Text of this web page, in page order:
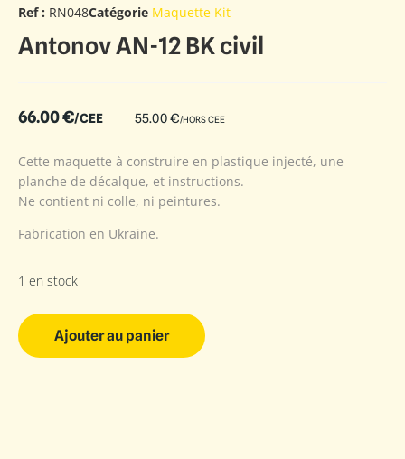
Ref : RN048Catégorie Maquette Kit
Antonov AN-12 BK civil
66.00€/CEE 55.00€/HORS CEE
Cette maquette à construire en plastique injecté, une
planche de décalque, et instructions.
Ne contient ni colle, ni peintures.
Fabrication en Ukraine.
1 en stock
Ajouter au panier